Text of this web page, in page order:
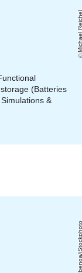
(Batteries
&
benoa/